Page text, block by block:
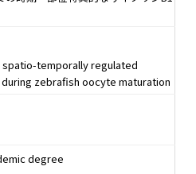
temporally regulated
zebrafish oocyte maturation
degree